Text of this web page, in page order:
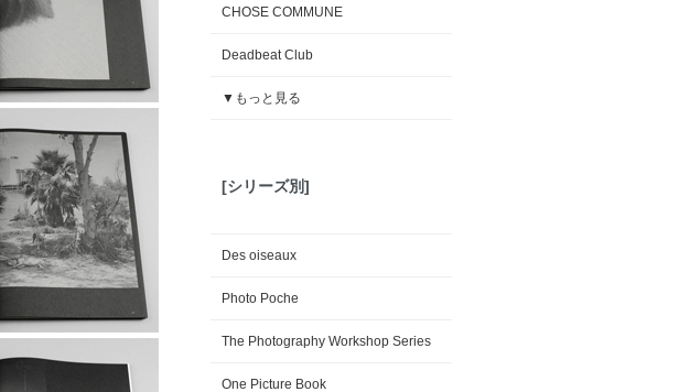
CHOSE COMMUNE
Deadbeat Club
▼もっと見る
[シリーズ別]
Des oiseaux
Photo Poche
The Photography Workshop Series
One Picture Book